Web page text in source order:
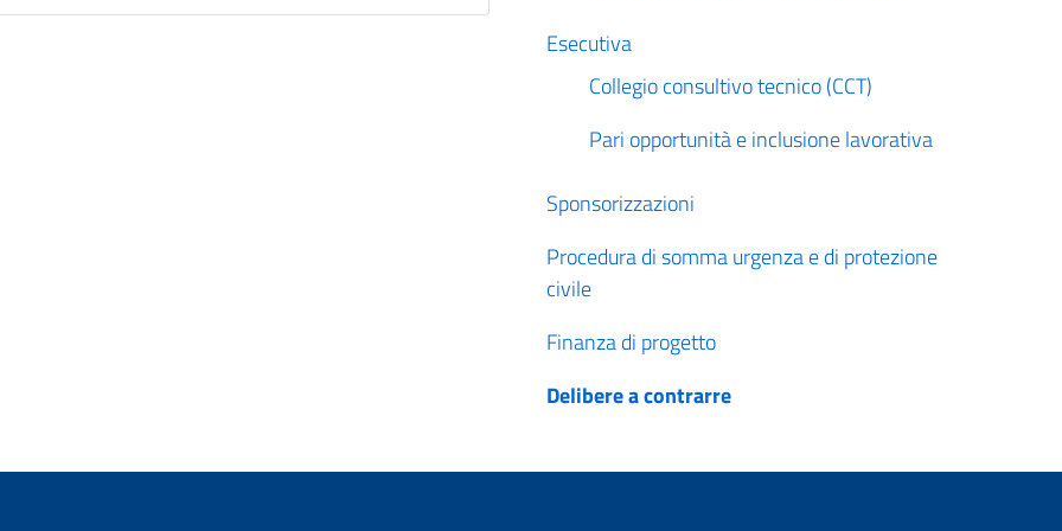
Esecutiva
Collegio consultivo tecnico (CCT)
Pari opportunità e inclusione lavorativa
Sponsorizzazioni
Procedura di somma urgenza e di protezione
civile
Finanza di progetto
Delibere a contrarre